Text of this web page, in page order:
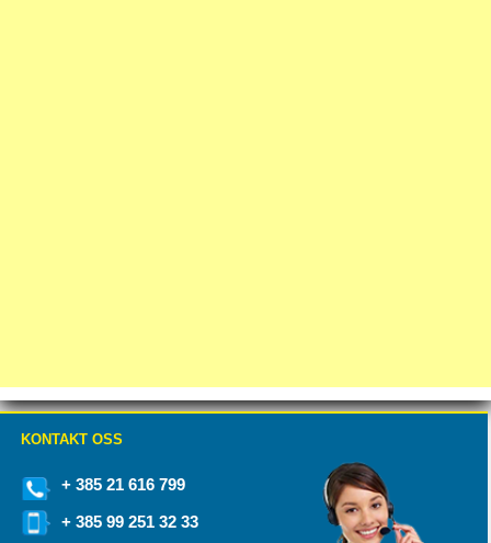
KONTAKT OSS
+ 385 21 616 799
+ 385 99 251 32 33